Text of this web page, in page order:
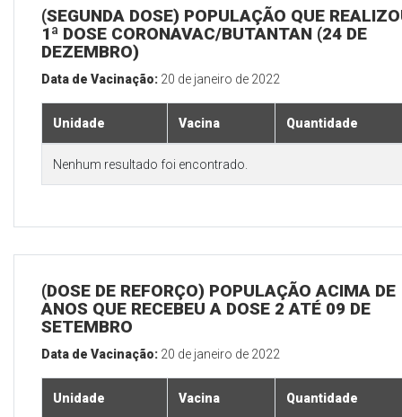
(SEGUNDA DOSE) POPULAÇÃO QUE
1ª DOSE CORONAVAC/BUTANTAN (24 DE
DEZEMBRO)
Data de Vacinação: 20 de janeiro de 2022
Unidade Vacina Quantidade
Nenhum resultado foi encontrado.
(DOSE DE REFORÇO) POPULAÇÃO ACIMA DE
ANOS QUE RECEBEU A DOSE 2 ATÉ 09 DE
SETEMBRO
Data de Vacinação: 20 de janeiro de 2022
Unidade Vacina Quantidade